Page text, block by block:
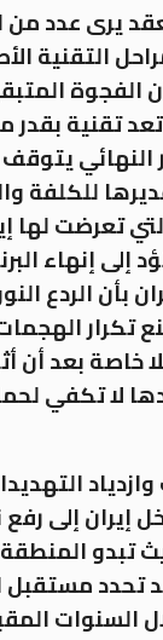
يرى عدد من
التقنية
تقنية بقدر
النهائي
للكلفة
تعرضت لها
إلى إنهاء
بأن الردع
تكرار
خاصة بعد أن
لا تكفي
إيران إلى
تبدو
تحدد مستقبل
السنوات